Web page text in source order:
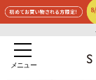
メニュー